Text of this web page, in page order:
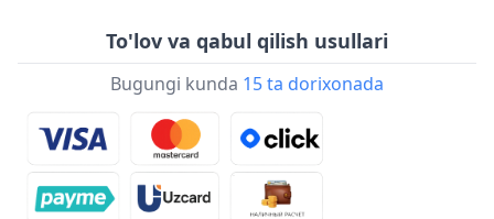
To'lov va qabul qilish usullari
Bugungi kunda 15 ta dorixonada